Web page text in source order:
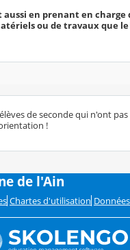
aussi en prenant en
ou de travaux que
de seconde qui n'ont
!
de l'Ain
Chartes d'utilisation